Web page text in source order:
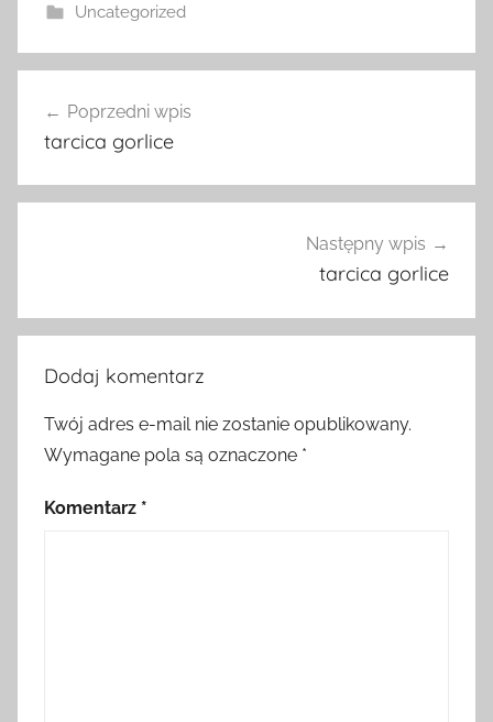
Uncategorized
wpisu
Poprzedni wpis
tarcica gorlice
Następny wpis
tarcica gorlice
Dodaj komentarz
Twój adres e-mail nie zostanie opublikowany.
Wymagane pola są oznaczone *
Komentarz *